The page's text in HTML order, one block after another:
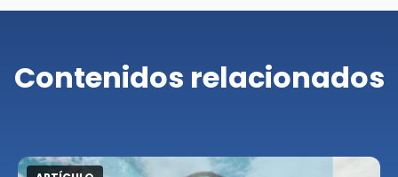
Contenidos relacionados